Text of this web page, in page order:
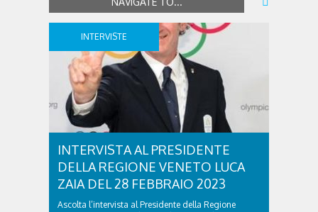
INTERVISTE
INTERVISTA AL PRESIDENTE
DELLA REGIONE VENETO LUCA
ZAIA DEL 28 FEBBRAIO 2023
Ascolta l’intervista al Presidente della Regione